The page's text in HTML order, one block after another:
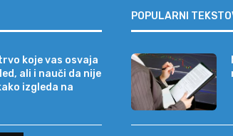
koje vas osvaja
ali i nauči da nije
izgleda na
POPULARNI